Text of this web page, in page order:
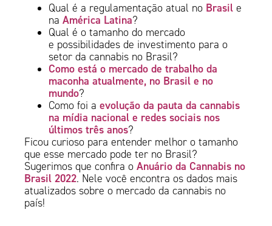
Qual é a regulamentação atual no Brasile
naAmérica Latina?
Qual é o tamanho do mercado
e possibilidades de investimento para o
setor da cannabis no Brasil?
Como está o mercado de trabalho da
maconha atualmente, no Brasil e no
mundo?
Como foi aevolução da pauta da cannabis
na mídia nacional e redes sociais nos
últimos três anos?
Ficou curioso para entender melhor o tamanho
que esse mercado pode ter no Brasil?
Sugerimos que confira oAnuário da Cannabis no
Brasil 2022. Nele você encontra os dados mais
atualizados sobre o mercado da cannabis no
país!